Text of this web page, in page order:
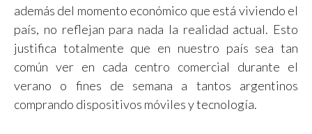
además del momento económico que está viviendo el
país, no reflejan para nada la realidad actual. Esto
justifica totalmente que en nuestro país sea tan
común ver en cada centro comercial durante el
verano o fines de semana a tantos argentinos
comprando dispositivos móviles y tecnología.